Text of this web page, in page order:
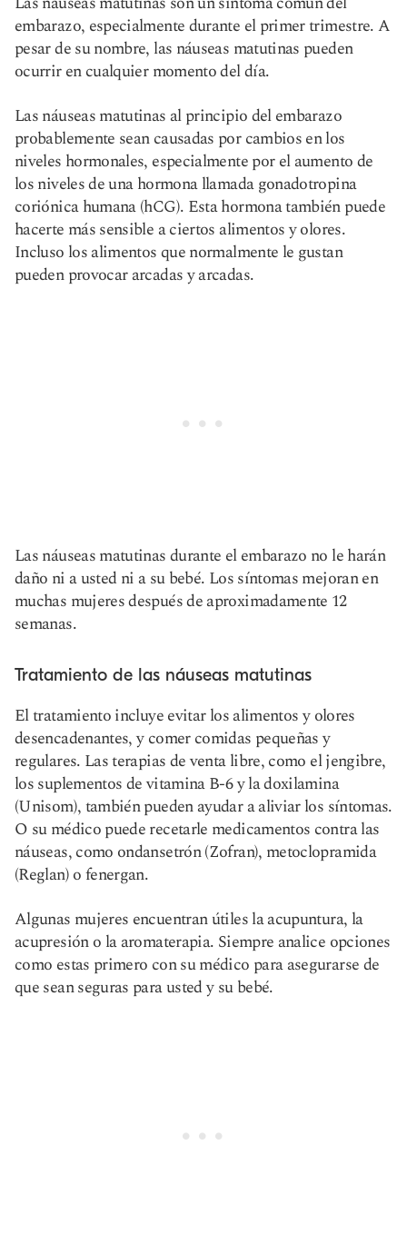
embarazo, especialmente durante el primer trimestre. A
pesar de su nombre, las náuseas matutinas pueden
ocurrir en cualquier momento del día.
Las náuseas matutinas al principio del embarazo
probablemente sean causadas por cambios en los
niveles hormonales, especialmente por el aumento de
los niveles de una hormona llamada gonadotropina
coriónica humana (hCG). Esta hormona también puede
hacerte más sensible a ciertos alimentos y olores.
Incluso los alimentos que normalmente le gustan
pueden provocar arcadas y arcadas.
Las náuseas matutinas durante el embarazo no le harán
daño ni a usted ni a su bebé. Los síntomas mejoran en
muchas mujeres después de aproximadamente 12
semanas.
Tratamiento de las náuseas matutinas
El tratamiento incluye evitar los alimentos y olores
desencadenantes, y comer comidas pequeñas y
regulares. Las terapias de venta libre, como el jengibre,
los suplementos de vitamina B-6 y la doxilamina
(Unisom), también pueden ayudar a aliviar los síntomas.
O su médico puede recetarle medicamentos contra las
náuseas, como ondansetrón (Zofran), metoclopramida
(Reglan) o fenergan.
Algunas mujeres encuentran útiles la acupuntura, la
acupresión o la aromaterapia. Siempre analice opciones
como estas primero con su médico para asegurarse de
que sean seguras para usted y su bebé.